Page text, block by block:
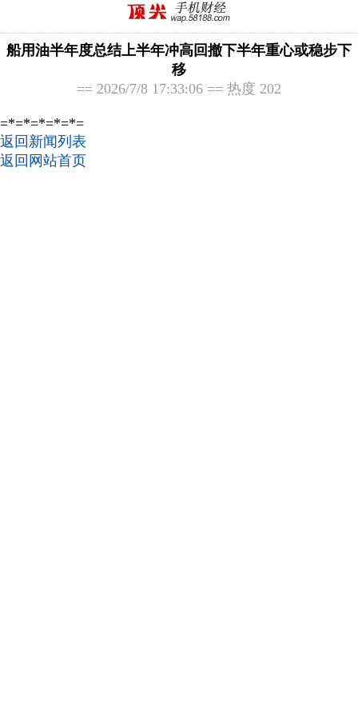
船用油半年度总结上半年冲高回撤下半年重心或稳步下
移
== 2026/7/8 17:33:06 == 热度 202
=*=*=*=*=*=
返回新闻列表
返回网站首页